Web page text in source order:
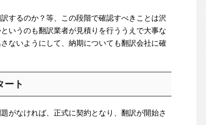
するのか？等、この段階で確認すべきことは沢
いうのも翻訳業者が見積りを行ううえで大事な
ないようにして、納期についても翻訳会社に確
ート
がなければ、正式に契約となり、翻訳が開始さ